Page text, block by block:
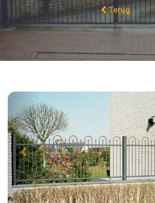
Terug